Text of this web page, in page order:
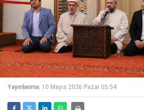
Yayınlanma: 10 Mayıs 2026 Pazar 05:54